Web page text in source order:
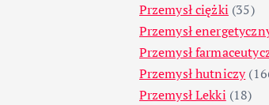
Przemysł ciężki (35)
Przemysł
Przemysł
Przemysł hutniczy
Przemysł Lekki (18)